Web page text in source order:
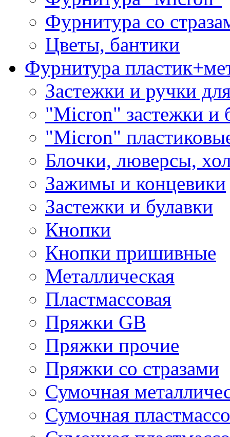
Фурнитура со
Цветы, бантики
Фурнитура
Застежки и ручки
"Micron" застежки и
"Micron"
Блочки, люверсы,
Зажимы и концевики
Застежки и булавки
Кнопки
Кнопки пришивные
Металлическая
Пластмассовая
Пряжки GB
Пряжки прочие
Пряжки со стразами
Сумочная
Сумочная